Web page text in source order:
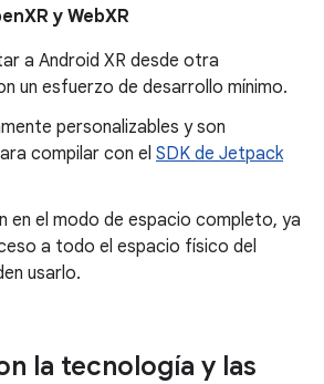
y WebXR
a Android XR desde otra
un esfuerzo de desarrollo mínimo.
personalizables y son
compilar con el SDK de Jetpack
en el modo de espacio completo, ya
a todo el espacio físico del
usarlo.
la tecnología y las